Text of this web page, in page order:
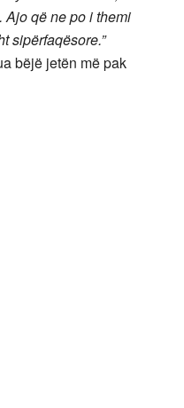
Ajo që ne po i themi
sipërfaqësore.”
bëjë jetën më pak